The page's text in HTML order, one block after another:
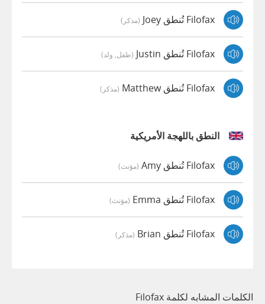
Filofax تُنطق Joey (مذكر)
Filofax تُنطق Justin (طفل, ولد)
Filofax تُنطق Matthew (مذكر)
النطق باللهجة الأمريكية
Filofax تُنطق Amy (مؤنث)
Filofax تُنطق Emma (مؤنث)
Filofax تُنطق Brian (مذكر)
الكلمات المشابه لكلمة Filofax